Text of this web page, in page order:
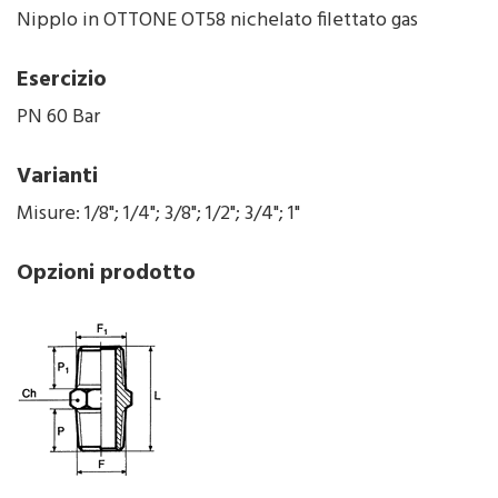
Nipplo in OTTONE OT58 nichelato filettato gas
Esercizio
PN 60 Bar
Varianti
Misure: 1/8"; 1/4"; 3/8"; 1/2"; 3/4"; 1"
Opzioni prodotto